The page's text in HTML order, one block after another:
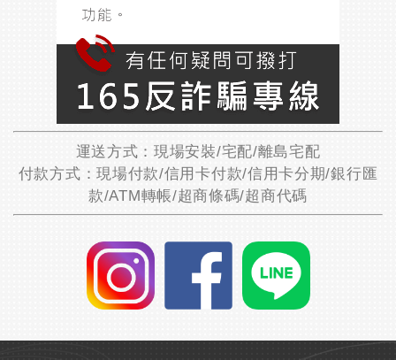
運送方式：現場安裝/宅配/離島宅配
付款方式：現場付款/信用卡付款/信用卡分期/銀行匯
款/ATM轉帳/超商條碼/超商代碼